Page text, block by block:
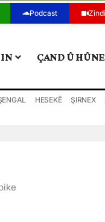
Podcast Zindî
ÇAND Û
HESEKÊ ŞIRNEX